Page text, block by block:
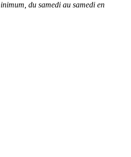
du samedi au samedi en